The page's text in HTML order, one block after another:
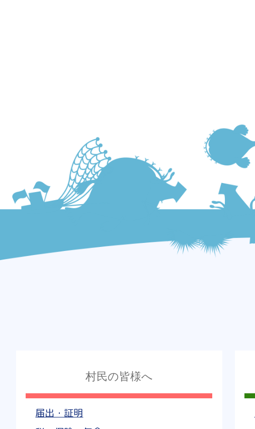
村民の皆様へ
届出・証明